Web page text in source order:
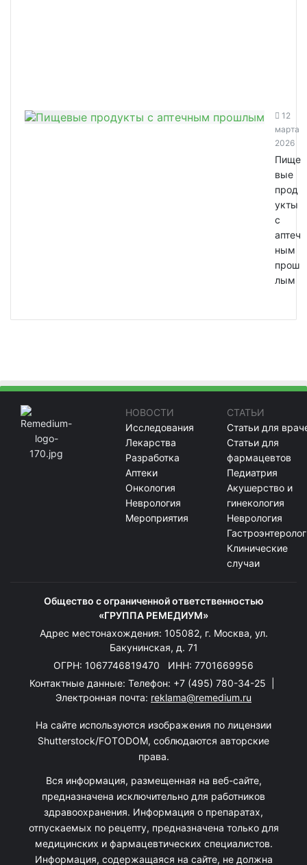
12
марта
2026
Пище
вые
прод
укты
с
аптеч
ным
прош
лым
НОВОСТИ
Исследования
Лекарства
Разработка
Аптеки
Онкология
Неврология
Мероприятия
СТАТЬИ
Статьи для
Статьи для
фармацевтов
Педиатрия
Акушерство и
гинекология
Неврология
Клинические
случаи
Общество с ограниченной ответственностью
«ГРУППА РЕМЕДИУМ»
Адрес местонахождения: 105082, г. Москва, ул.
Бакунинская, д. 71
ОГРН: 1067746819470 ИНН: 7701669956
Контактные данные: Телефон: +7 (495) 780-34-25
Электронная почта: reklama@remedium.ru
На сайте используются изображения по лицензии
Shutterstock/FOTODOM, соблюдаются авторские
права.
Вся информация, размещенная на веб-сайте,
предназначена исключительно для работников
здравоохранения. Информация о препаратах,
отпускаемых по рецепту, предназначена только для
медицинских и фармацевтических специалистов.
Информация, содержащаяся на сайте, не должна